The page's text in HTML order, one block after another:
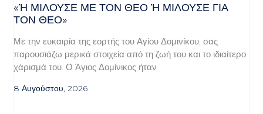
«Ή ΜΙΛΟΎΣΕ ΜΕ ΤΟΝ ΘΕΌ Ή ΜΙΛΟΎΣΕ ΓΙΑ ΤΟ
Ν ΘΕΌ»
Με την ευκαιρία της εορτής του Αγίου Δομινίκου, σας
παρουσιάζω μερικά στοιχεία από τη ζωή του και το ιδιαίτερο
χάρισμά του. Ο Άγιος Δομίνικος ήταν
8 Αυγούστου, 2026